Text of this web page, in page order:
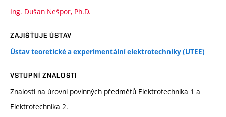
Ing. Dušan Nešpor, Ph.D.
ZAJIŠŤUJE ÚSTAV
Ústav teoretické a experimentální elektrotechniky (UTEE)
VSTUPNÍ ZNALOSTI
Znalosti na úrovni povinných předmětů Elektrotechnika 1 a
Elektrotechnika 2.